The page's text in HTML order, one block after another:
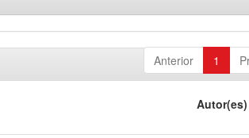
Anterior 1
Autor(es)